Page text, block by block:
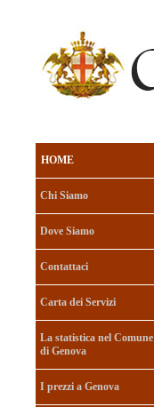
HOME
Chi Siamo
Dove Siamo
Contattaci
Carta dei Servizi
La statistica nel Comune
di Genova
I prezzi a Genova